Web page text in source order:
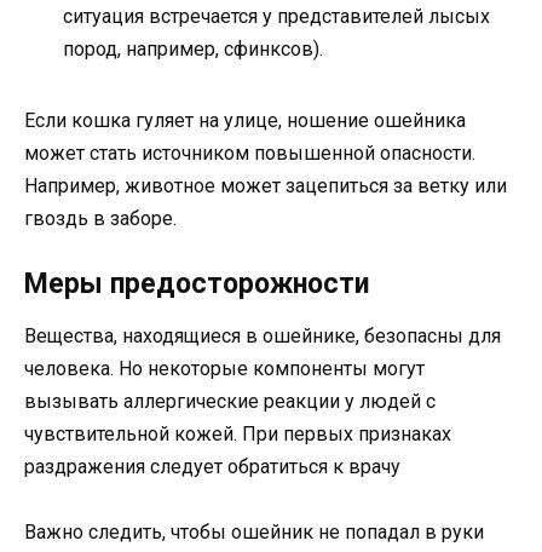
ситуация встречается у представителей лысых
пород, например, сфинксов).
Если кошка гуляет на улице, ношение ошейника
может стать источником повышенной опасности.
Например, животное может зацепиться за ветку или
гвоздь в заборе.
Меры предосторожности
Вещества, находящиеся в ошейнике, безопасны для
человека. Но некоторые компоненты могут
вызывать аллергические реакции у людей с
чувствительной кожей. При первых признаках
раздражения следует обратиться к врачу
Важно следить, чтобы ошейник не попадал в руки